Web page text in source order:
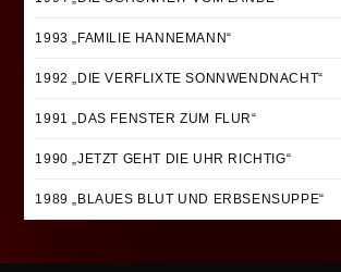
1993 „FAMILIE HANNEMANN“
1992 „DIE VERFLIXTE SONNWENDNACHT“
1991 „DAS FENSTER ZUM FLUR“
1990 „JETZT GEHT DIE UHR RICHTIG“
1989 „BLAUES BLUT UND ERBSENSUPPE“